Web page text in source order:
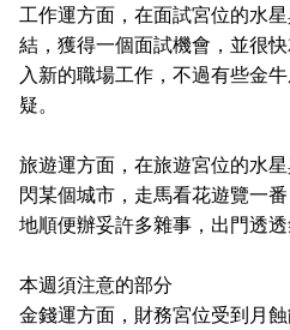
工作運方面，在面試宮位的水
結，獲得一個面試機會，並很
入新的職場工作，不過有些金
疑。
旅遊運方面，在旅遊宮位的水
閃某個城市，走馬看花遊覽一
地順便辦妥許多雜事，出門透透
本週須注意的部分
金錢運方面，財務宮位受到月